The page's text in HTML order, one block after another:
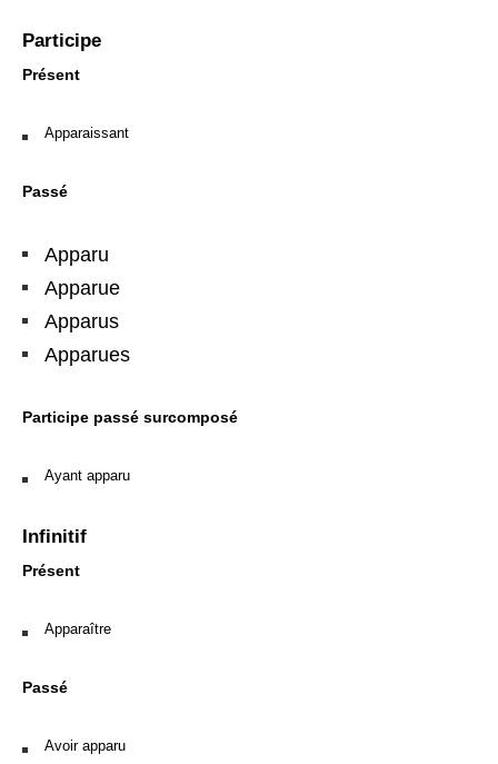
Participe
Présent
Apparaissant
Passé
Apparu
Apparue
Apparus
Apparues
Participe passé surcomposé
Ayant apparu
Infinitif
Présent
Apparaître
Passé
Avoir apparu